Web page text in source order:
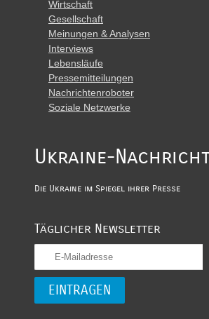
Wirtschaft
Gesellschaft
Meinungen & Analysen
Interviews
Lebensläufe
Pressemitteilungen
Nachrichtenroboter
Soziale Netzwerke
Ukraine-
Die Ukraine im Spiegel ihrer Presse
Täglicher Newsletter